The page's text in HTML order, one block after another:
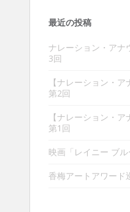
最近の投稿
ナレーション・アナ
3回
【ナレーション・
第2回
【ナレーション・
第1回
映画「レイニー ブ
香梅アートアワード